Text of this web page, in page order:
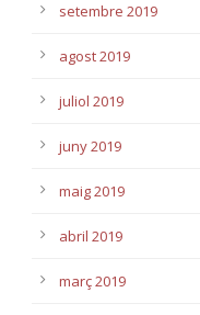
setembre 2019
agost 2019
juliol 2019
juny 2019
maig 2019
abril 2019
març 2019